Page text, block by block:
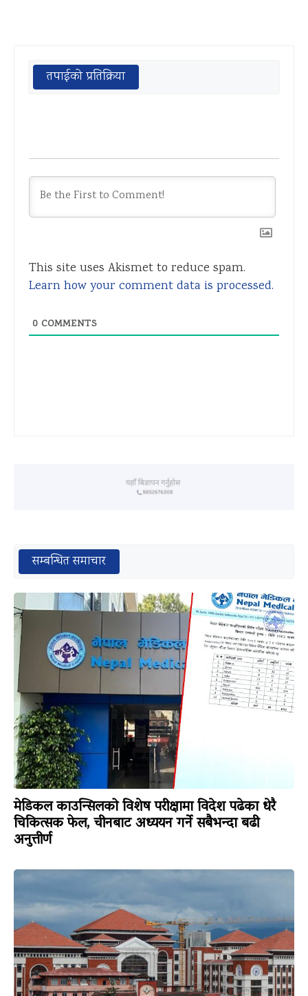
तपाईको प्रतिक्रिया
This site uses Akismet to reduce spam.
Learn how your comment data is processed.
0 COMMENTS
सम्बन्धित समाचार
मेडिकल काउन्सिलको विशेष परीक्षामा विदेश पढेका धेरै
चिकित्सक फेल, चीनबाट अध्ययन गर्ने सबैभन्दा बढी
अनुत्तीर्ण